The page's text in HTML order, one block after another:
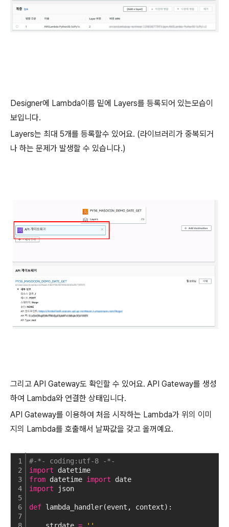
Designer에 Lambda이름 밑에 Layers를 등록되어 있는모습이
보입니다.
Layers는 최대 5개를 등록할수 있어요. (라이브러리가 중복되거
나 하는 문제가 발생할 수 있습니다.)
그리고 API Gateway도 확인할 수 있어요. API Gateway를 생성
하여 Lambda와 연결한 상태입니다.
API Gateway를 이용하여 처음 시작하는 Lambda가 위의 이미
지의 Lambda를 호출해서 날짜값을 갖고 올꺼예요.
1
2
3
4
5
6
7
#-*- coding:utf-8 -*-
import datetime
from datetime import date
import json
def lambda_handler(event, context):